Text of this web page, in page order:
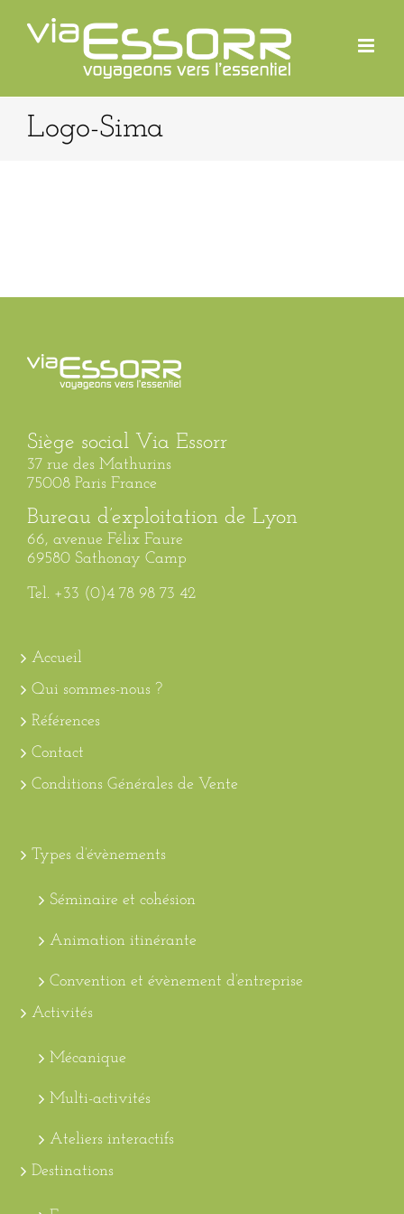
contenu
Logo-Sima
Siège social Via Essorr
37 rue des Mathurins
75008 Paris France
Bureau d’exploitation de Lyon
66, avenue Félix Faure
69580 Sathonay Camp
Tel. +33 (0)4 78 98 73 42
Accueil
Qui sommes-nous ?
Références
Contact
Conditions Générales de Vente
Types d’évènements
Séminaire et cohésion
Animation itinérante
Convention et évènement d’entreprise
Activités
Mécanique
Multi-activités
Ateliers interactifs
Destinations